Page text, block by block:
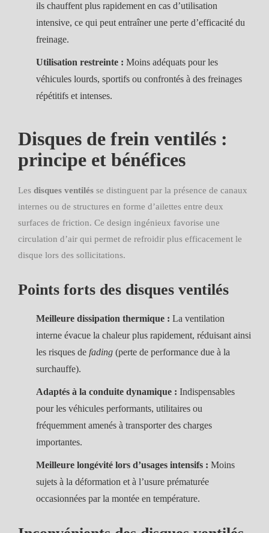
ils chauffent plus rapidement en cas d’utilisation
intensive, ce qui peut entraîner une perte d’efficacité du
freinage.
Utilisation restreinte : Moins adéquats pour les
véhicules lourds, sportifs ou confrontés à des freinages
répétitifs et intenses.
Disques de frein ventilés :
principe et bénéfices
Les disques ventilés se distinguent par la présence de canaux
internes ou de structures en forme d’ailettes entre deux
surfaces de friction. Ce design ingénieux favorise une
circulation d’air qui permet de refroidir plus efficacement le
disque lors des sollicitations.
Points forts des disques ventilés
Meilleure dissipation thermique : La ventilation
interne évacue la chaleur plus rapidement, réduisant ainsi
les risques de fading (perte de performance due à la
surchauffe).
Adaptés à la conduite dynamique : Indispensables
pour les véhicules performants, utilitaires ou
fréquemment amenés à transporter des charges
importantes.
Meilleure longévité lors d’usages intensifs : Moins
sujets à la déformation et à l’usure prématurée
occasionnées par la montée en température.